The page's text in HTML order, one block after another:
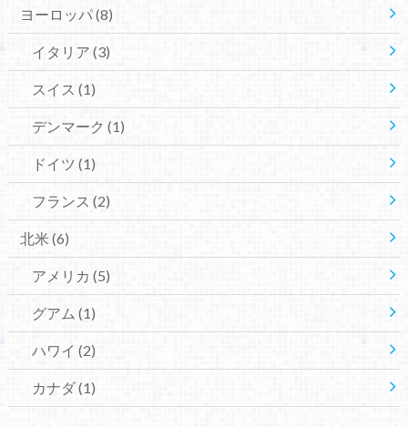
ヨーロッパ(8)
イタリア (3)
スイス (1)
デンマーク (1)
ドイツ (1)
フランス (2)
北米 (6)
アメリカ (5)
グアム (1)
ハワイ (2)
カナダ(1)